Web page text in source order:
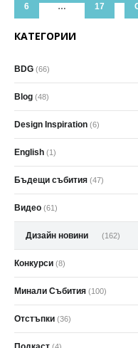
6
… 17
КАТЕГОРИИ
BDG (66)
Blog (48)
Design Inspiration (6)
English (1)
Бъдещи събития (47)
Видео (61)
Дизайн новини (162)
Конкурси (8)
Минали Събития (100)
Отстъпки (36)